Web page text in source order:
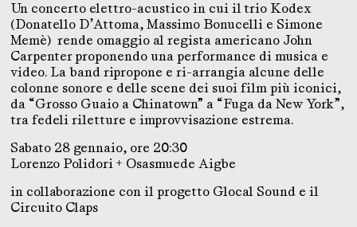
Un concerto elettro-acustico in cui il trio Kodex
(Donatello D’Attoma, Massimo Bonucelli e Simone
Memè) rende omaggio al regista americano John
Carpenter proponendo una performance di musica e
video. La band ripropone e ri-arrangia alcune delle
colonne sonore e delle scene dei suoi film più iconici,
da “Grosso Guaio a Chinatown” a “Fuga da New York”,
tra fedeli riletture e improvvisazione estrema.
Sabato 28 gennaio, ore 20:30
Lorenzo Polidori + Osasmuede Aigbe
in collaborazione con il progetto Glocal Sound e il
Circuito Claps